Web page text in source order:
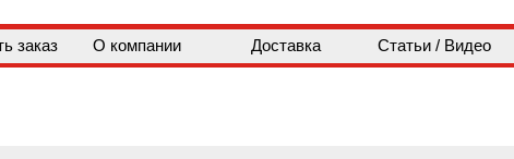
заказ О компании Доставка Статьи / Видео